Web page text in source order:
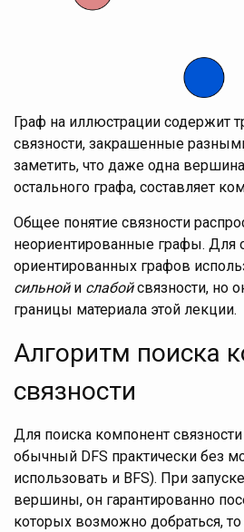
Граф на иллюстрации содержит
связности, закрашенные
заметить, что даже одна
остального графа, составляет
Общее понятие связности
неориентированные графы. Для
ориентированных графов
сильнойи слабойсвязности, но
границы материала этой лекции.
Алгоритм поиска
связности
Для поиска компонент связности
обычный DFS практически без
использовать и BFS). При
вершины, он гарантированно
которых возможно добраться,